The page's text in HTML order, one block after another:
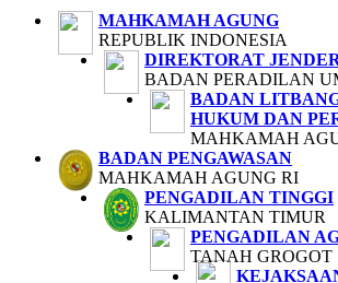
MAHKAMAH AGUNG
REPUBLIK INDONESIA
DIREKTORAT
BADAN PERADILAN
BADAN
HUKUM DAN
MAHKAMAH
BADAN PENGAWASAN
MAHKAMAH AGUNG RI
PENGADILAN TINGGI
KALIMANTAN TIMUR
PENGADILAN
TANAH GROGOT